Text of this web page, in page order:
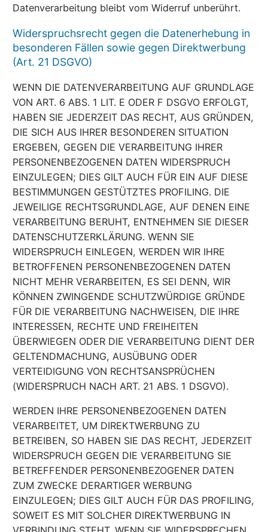
Datenverarbeitung bleibt vom Widerruf unberührt.
Widerspruchsrecht gegen die Datenerhebung in
besonderen Fällen sowie gegen Direktwerbung
(Art. 21 DSGVO)
WENN DIE DATENVERARBEITUNG AUF GRUNDLAGE
VON ART. 6 ABS. 1 LIT. E ODER F DSGVO ERFOLGT,
HABEN SIE JEDERZEIT DAS RECHT, AUS GRÜNDEN,
DIE SICH AUS IHRER BESONDEREN SITUATION
ERGEBEN, GEGEN DIE VERARBEITUNG IHRER
PERSONENBEZOGENEN DATEN WIDERSPRUCH
EINZULEGEN; DIES GILT AUCH FÜR EIN AUF DIESE
BESTIMMUNGEN GESTÜTZTES PROFILING. DIE
JEWEILIGE RECHTSGRUNDLAGE, AUF DENEN EINE
VERARBEITUNG BERUHT, ENTNEHMEN SIE DIESER
DATENSCHUTZERKLÄRUNG. WENN SIE
WIDERSPRUCH EINLEGEN, WERDEN WIR IHRE
BETROFFENEN PERSONENBEZOGENEN DATEN
NICHT MEHR VERARBEITEN, ES SEI DENN, WIR
KÖNNEN ZWINGENDE SCHUTZWÜRDIGE GRÜNDE
FÜR DIE VERARBEITUNG NACHWEISEN, DIE IHRE
INTERESSEN, RECHTE UND FREIHEITEN
ÜBERWIEGEN ODER DIE VERARBEITUNG DIENT DER
GELTENDMACHUNG, AUSÜBUNG ODER
VERTEIDIGUNG VON RECHTSANSPRÜCHEN
(WIDERSPRUCH NACH ART. 21 ABS. 1 DSGVO).
WERDEN IHRE PERSONENBEZOGENEN DATEN
VERARBEITET, UM DIREKTWERBUNG ZU
BETREIBEN, SO HABEN SIE DAS RECHT, JEDERZEIT
WIDERSPRUCH GEGEN DIE VERARBEITUNG SIE
BETREFFENDER PERSONENBEZOGENER DATEN
ZUM ZWECKE DERARTIGER WERBUNG
EINZULEGEN; DIES GILT AUCH FÜR DAS PROFILING,
SOWEIT ES MIT SOLCHER DIREKTWERBUNG IN